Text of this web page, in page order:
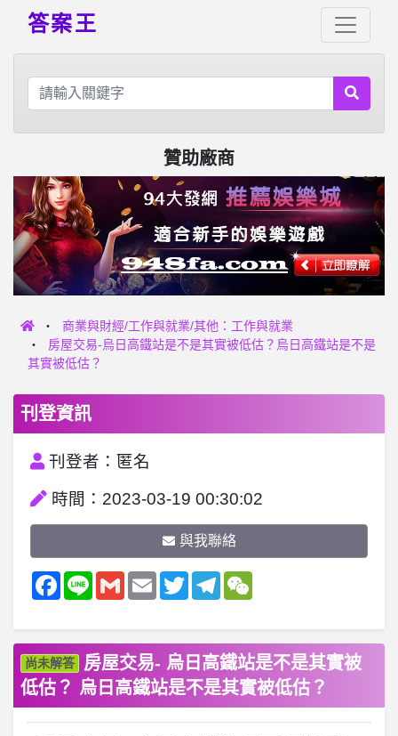
答案王
贊助廠商
商業與財經/工作與就業/其他：工作與就業
房屋交易-烏日高鐵站是不是其實被低估？烏日高鐵站是不是
其實被低估？
刊登資訊
刊登者：匿名
時間：2023-03-19 00:30:02
與我聯絡
Facebook
Line GmailEmail TwitterTelegramWeChat
尚未解答
房屋交易- 烏日高鐵站是不是其實被
低估？ 烏日高鐵站是不是其實被低估？